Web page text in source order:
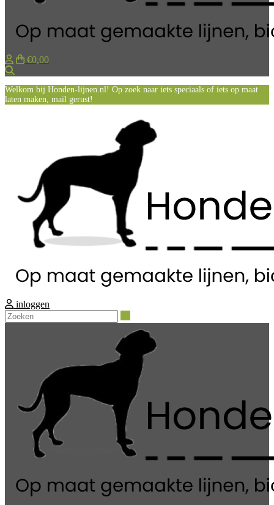
€0,00
Welkom bij Honden-lijnen.nl! Op zoek naar iets speciaals of iets op maat
laten maken, mail gerust!
inloggen